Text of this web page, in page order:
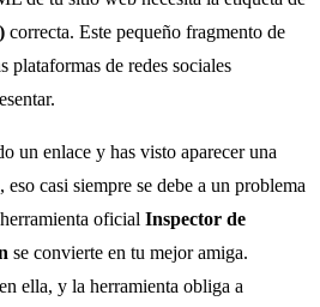
correcta. Este pequeño fragmento de
plataformas de redes sociales
un enlace y has visto aparecer una
casi siempre se debe a un problema
oficial Inspector de
se convierte en tu mejor amiga.
ella, y la herramienta obliga a